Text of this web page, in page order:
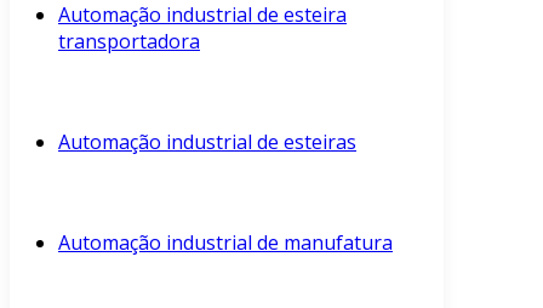
Automação industrial de esteira
transportadora
Automação industrial de esteiras
Automação industrial de manufatura